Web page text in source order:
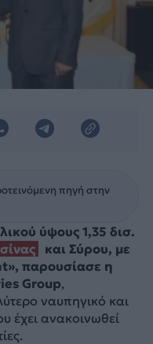
πηγή στην
ύψους 1,35 δισ.
και Σύρου, με
παρουσίασε η
Group,
ναυπηγικό και
έχει ανακοινωθεί